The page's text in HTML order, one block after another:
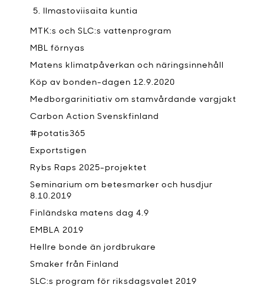
5. Ilmastoviisaita kuntia
MTK:s och SLC:s vattenprogram
MBL förnyas
Matens klimatpåverkan och näringsinnehåll
Köp av bonden-dagen 12.9.2020
Medborgarinitiativ om stamvårdande vargjakt
Carbon Action Svenskfinland
#potatis365
Exportstigen
Rybs Raps 2025-projektet
Seminarium om betesmarker och husdjur
8.10.2019
Finländska matens dag 4.9
EMBLA 2019
Hellre bonde än jordbrukare
Smaker från Finland
SLC:s program för riksdagsvalet 2019